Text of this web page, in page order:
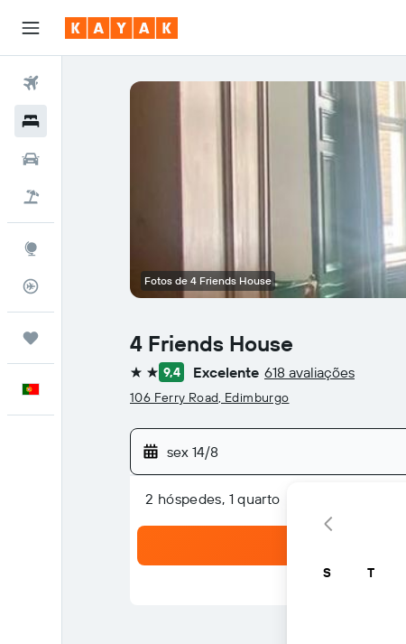
Monitorizador de voos
4 Friends House
2 estrelas
9,4 Excelente 618 avaliações
106 Ferry Road, Edimburgo
sex 14/8
2 hóspedes, 1 quarto
Fotos de 4 Friends House
S T